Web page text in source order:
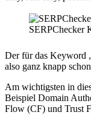
SERPChecker
Der für das Keyword
also ganz knapp
Am wichtigsten in
Beispiel Domain
Flow (CF) und Trust